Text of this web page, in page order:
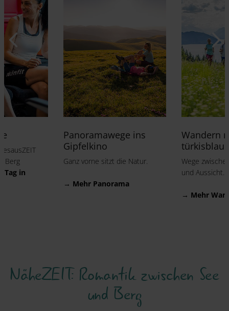
Berg
Tag in
Panoramawege ins
Gipfelkino
Ganz vorne sitzt die Natur.
→ Mehr Panorama
Wandern
Wege
und Aussicht.
→ Mehr
NäheZEIT: Romantik zwischen See
und Berg